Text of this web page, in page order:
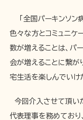
「全国パーキンソン病
色々な方とコミュニケ
数が増えることは、パ
会が増えることに繋が
宅生活を楽しんでいけ
今回介入させて頂い
代表理事を務めており